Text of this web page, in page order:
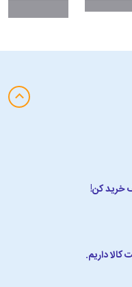
خرید کن!
داریم.